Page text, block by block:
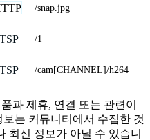
/snap.jpg
/1
/cam[CHANNEL]/h264
과 제휴, 연결 또는 관련이
는 커뮤니티에서 수집한 것
최신 정보가 아닐 수 있습니